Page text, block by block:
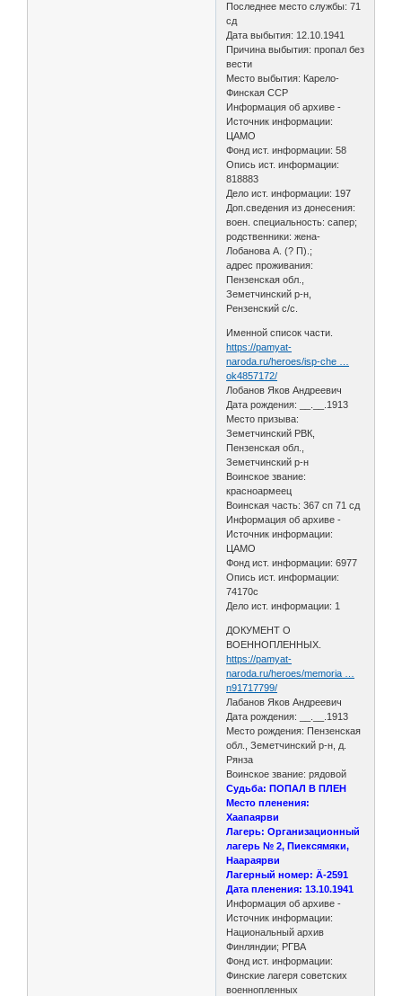
Последнее место службы: 71
сд
Дата выбытия: 12.10.1941
Причина выбытия: пропал без
вести
Место выбытия: Карело-
Финская ССР
Информация об архиве -
Источник информации:
ЦАМО
Фонд ист. информации: 58
Опись ист. информации:
818883
Дело ист. информации: 197
Доп.сведения из донесения:
воен. специальность: сапер;
родственники: жена-
Лобанова А. (? П).;
адрес проживания:
Пензенская обл.,
Земетчинский р-н,
Рензенский с/с.
Именной список части.
https://pamyat-
naroda.ru/heroes/isp-che …
ok4857172/
Лобанов Яков Андреевич
Дата рождения: __.__.1913
Место призыва:
Земетчинский РВК,
Пензенская обл.,
Земетчинский р-н
Воинское звание:
красноармеец
Воинская часть: 367 сп 71 сд
Информация об архиве -
Источник информации:
ЦАМО
Фонд ист. информации: 6977
Опись ист. информации:
74170с
Дело ист. информации: 1
ДОКУМЕНТ О
ВОЕННОПЛЕННЫХ.
https://pamyat-
naroda.ru/heroes/memoria …
n91717799/
Лабанов Яков Андреевич
Дата рождения: __.__.1913
Место рождения: Пензенская
обл., Земетчинский р-н, д.
Рянза
Воинское звание: рядовой
Судьба: ПОПАЛ В ПЛЕН
Место пленения:
Хаапаярви
Лагерь: Организационный
лагерь № 2, Пиексямяки,
Наараярви
Лагерный номер: Ä-2591
Дата пленения: 13.10.1941
Информация об архиве -
Источник информации:
Национальный архив
Финляндии; РГВА
Фонд ист. информации:
Финские лагеря советских
военнопленных